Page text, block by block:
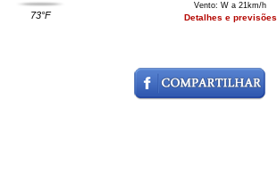
73°F
Vento: W a 21km/h
Detalhes e previsões